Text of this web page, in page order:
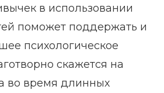
в использовании
поможет поддержать и
психологическое
скажется на
во время длинных